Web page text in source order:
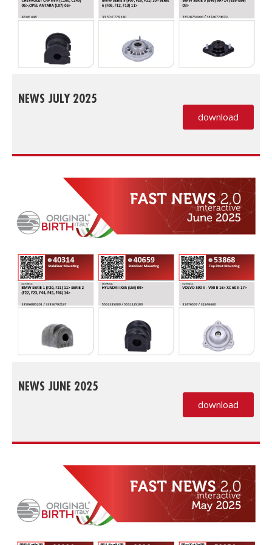
NEWS JULY 2025
download
(PDF, si
NEWS JUNE 2025
download
(PDF, si